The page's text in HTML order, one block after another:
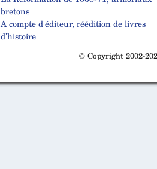
bretons
A compte d'éditeur, réédition de livres
d'histoire
© Copyright 2002-